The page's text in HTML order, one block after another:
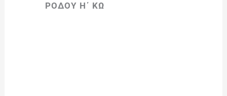
ΡΟΔΟΥ Η΄ ΚΩ